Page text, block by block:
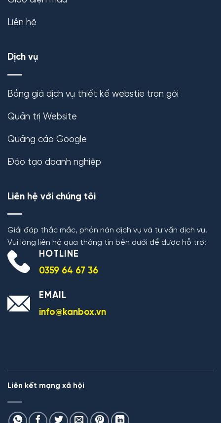
Liên hệ
Dịch vụ
Bảng giá dịch vụ thiết kế webstie trọn gói
Quản trị Website
Quảng cáo Google
Đào tạo doanh nghiệp
Liên hệ với chúng tôi
Giải đáp thắc mắc, phản nàn dịch vụ và tư vấn dịch vụ.
Vui lòng liên hệ qua thông tin bên dưới để được hỗ trợ:
HOTLINE
0359 64 67 36
EMAIL
info@kanbox.vn
Liên kết mạng xã hội